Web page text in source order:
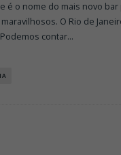
é o nome do mais novo
O Rio de
contar...